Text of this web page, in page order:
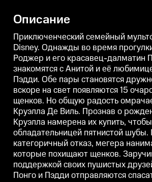
Описание
Приключенческий семейный
Disney. Однажды во время
Роджер и его красавец-далматин
знакомятся с Анитой и её
Пэдди. Обе пары становятся
вскоре на свет появляются 15
щенков. Но общую радость
Круэлла Де Виль. Прознав о
Круэлла намерена их купить,
обладательницей пятнистой шубы.
категоричный отказ, мегера
которые похищают щенков.
поддержкой своих пушистых
Понго и Пэдди отправляются